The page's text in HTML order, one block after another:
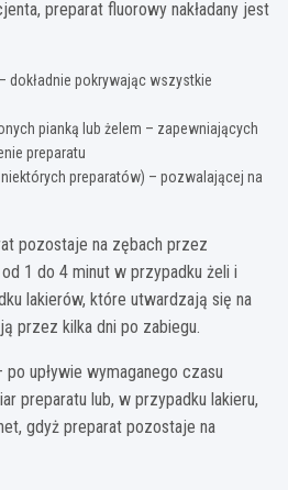
preparat fluorowy nakładany jest
dokładnie pokrywając wszystkie
pianką lub żelem – zapewniających
preparatu
preparatów) – pozwalającej na
pozostaje na zębach przez
1 do 4 minut w przypadku żeli i
lakierów, które utwardzają się na
przez kilka dni po zabiegu.
po upływie wymaganego czasu
preparatu lub, w przypadku lakieru,
gdyż preparat pozostaje na